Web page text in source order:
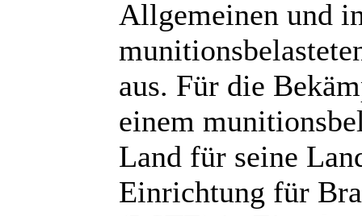
Allgemeinen und
aus. Für die
einem
Land für seine
Einrichtung für